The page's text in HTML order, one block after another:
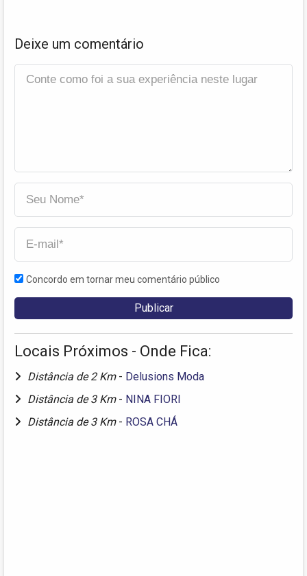
Deixe um comentário
Concordo em tornar meu comentário público
Locais Próximos - Onde Fica:
Distância de 2 Km - Delusions Moda
Distância de 3 Km - NINA FIORI
Distância de 3 Km - ROSA CHÁ